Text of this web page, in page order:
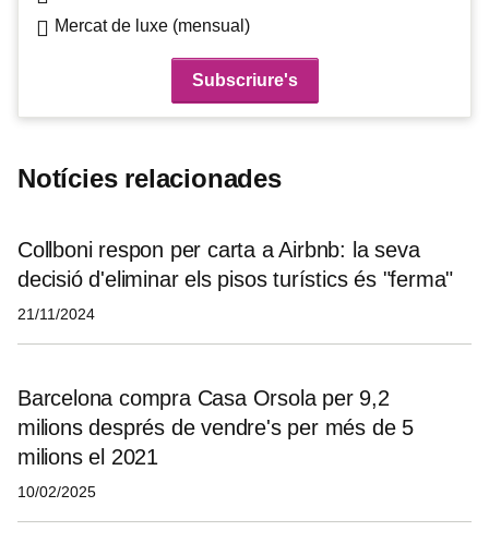
Mercat de luxe (mensual)
Notícies relacionades
Collboni respon per carta a Airbnb: la seva
decisió d'eliminar els pisos turístics és "ferma"
21/11/2024
Barcelona compra Casa Orsola per 9,2
milions després de vendre's per més de 5
milions el 2021
10/02/2025